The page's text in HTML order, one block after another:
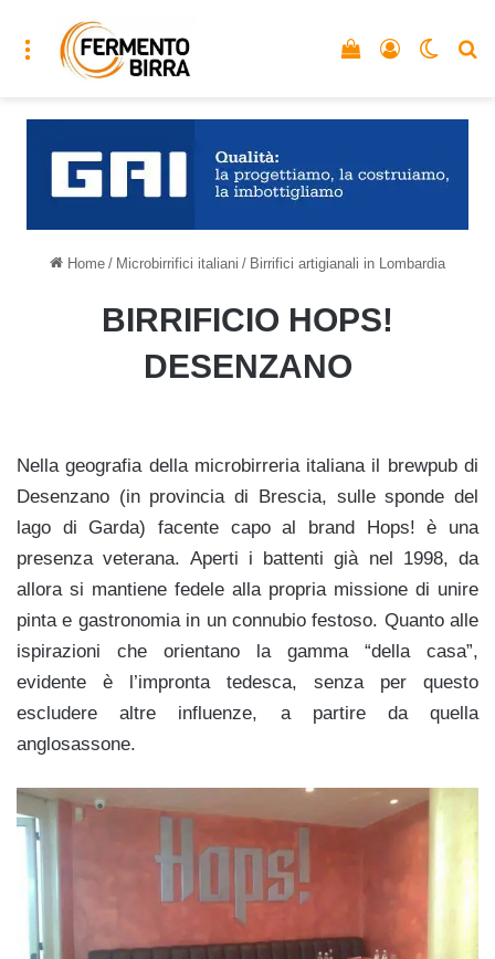
Menu Accedi
Vedi il carrello
Home / Microbirrifici italiani / Birrifici artigianali in Lombardia
BIRRIFICIO HOPS!
DESENZANO
Nella geografia della microbirreria italiana il brewpub di
Desenzano (in provincia di Brescia, sulle sponde del
lago di Garda) facente capo al brand Hops! è una
presenza veterana. Aperti i battenti già nel 1998, da
allora si mantiene fedele alla propria missione di unire
pinta e gastronomia in un connubio festoso. Quanto alle
ispirazioni che orientano la gamma “della casa”,
evidente è l’impronta tedesca, senza per questo
escludere altre influenze, a partire da quella
anglosassone.